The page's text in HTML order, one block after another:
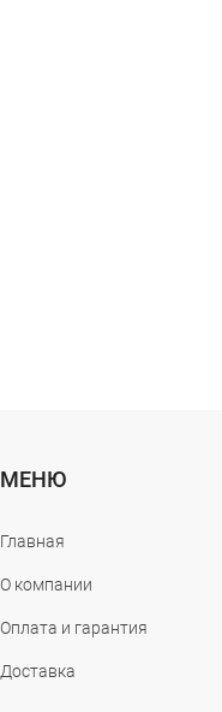
МЕНЮ
Главная
О компании
Оплата и гарантия
Доставка